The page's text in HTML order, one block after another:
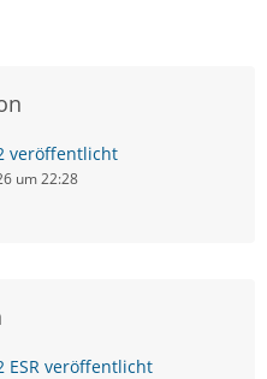
veröffentlicht
um 22:28
ESR veröffentlicht